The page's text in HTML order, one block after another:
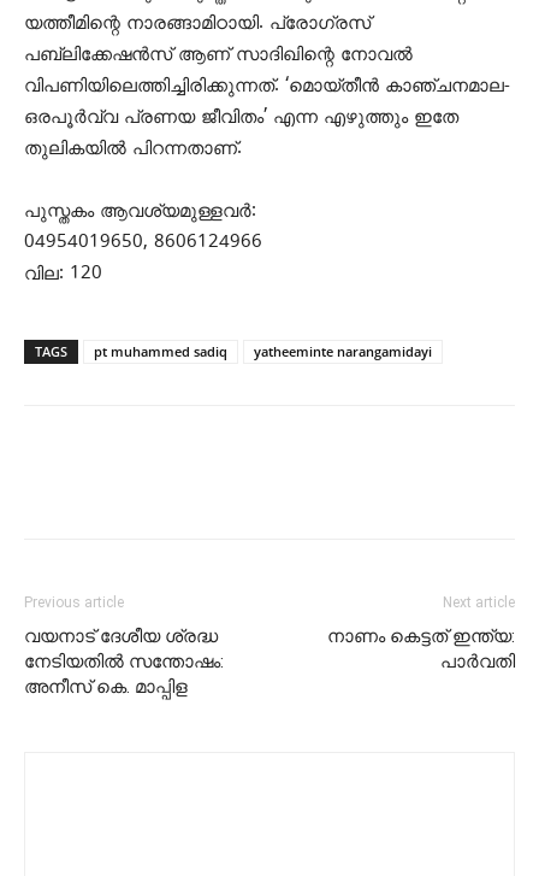
യത്തീമിന്റെ നാരങ്ങാമിഠായി. പ്രോഗ്രസ്
പബ്ലിക്കേഷന്‍സ് ആണ് സാദിഖിന്റെ നോവല്‍
വിപണിയിലെത്തിച്ചിരിക്കുന്നത്. ‘മൊയ്തീന്‍ കാഞ്ചനമാല-
ഒരപൂര്‍വ്വ പ്രണയ ജീവിതം’ എന്ന എഴുത്തും ഇതേ
തുലികയില്‍ പിറന്നതാണ്.
പുസ്തകം ആവശ്യമുള്ളവര്‍:
04954019650, 8606124966
വില: 120
TAGS pt muhammed sadiq yatheeminte narangamidayi
Previous article
വയനാട് ദേശീയ ശ്രദ്ധ
നേടിയതില്‍ സന്തോഷം:
അനീസ്‌ കെ. മാപ്പിള
Next article
നാണം കെട്ടത് ഇന്ത്യ:
പാര്‍വതി